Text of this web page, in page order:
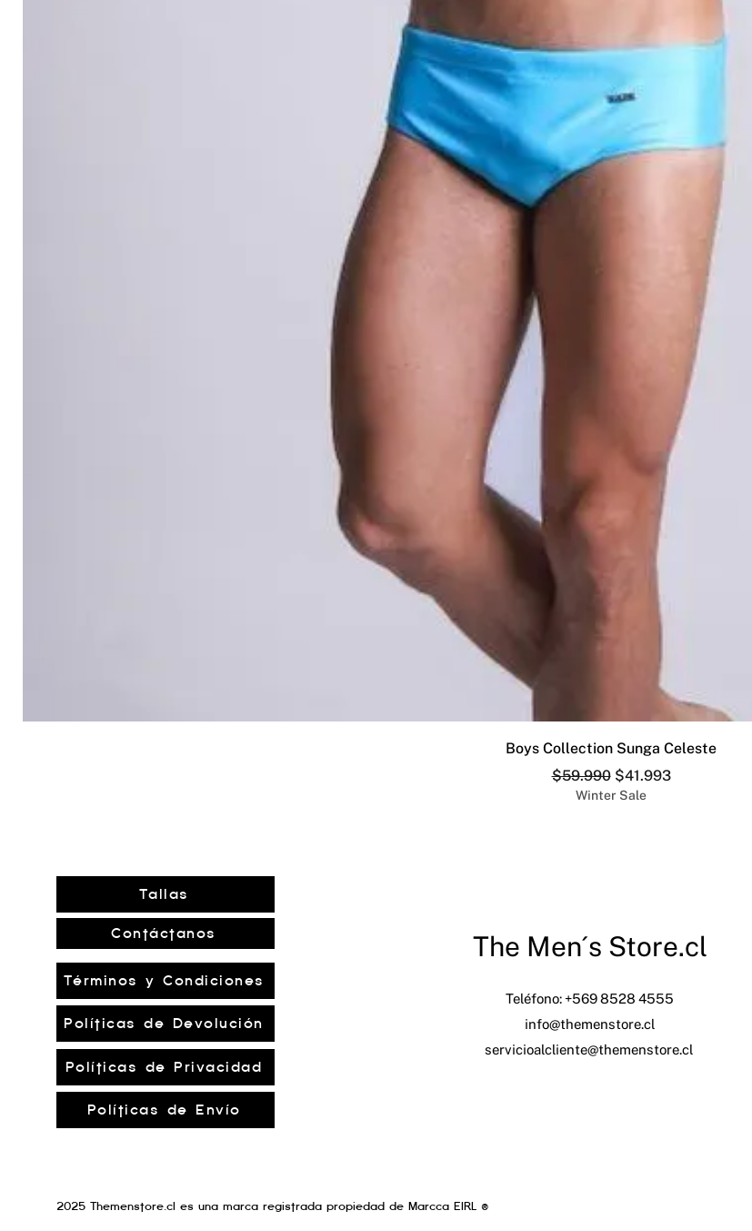
Vista rápida
Boys Collection Sunga Celeste
Precio
$59.990 Precio de oferta
$41.993
Winter Sale
Tallas
Contáctanos
Términos y Condiciones
Políticas de Devolución
Políticas de Privacidad
The Men´s Store.cl
Teléfono: +569 8528 4555
info@themenstore.cl
servicioalcliente@themenstore.cl
Políticas de Envío
2025 Themenstore.cl es una marca registrada propiedad de Marcca EIRL ®